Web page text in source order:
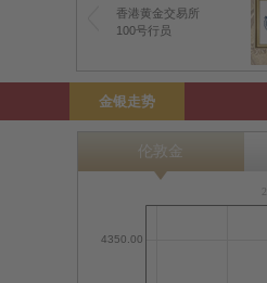
香港黄金交易所
100号行员
金银走势